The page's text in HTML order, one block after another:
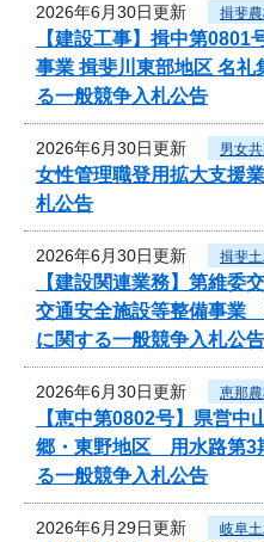
2026年6月30日更新 揖斐
【建設工事】揖中第0801
事業 揖斐川東部地区 名
る一般競争入札公告
2026年6月30日更新 男女
女性管理職登用拡大支援
札公告
2026年6月30日更新 揖斐
【建設関連業務】第維
交通安全施設等整備事業
に関する一般競争入札公告
2026年6月30日更新 恵那
【恵中第0802号】県営
郷・東野地区 用水路第3
る一般競争入札公告
2026年6月29日更新 岐阜